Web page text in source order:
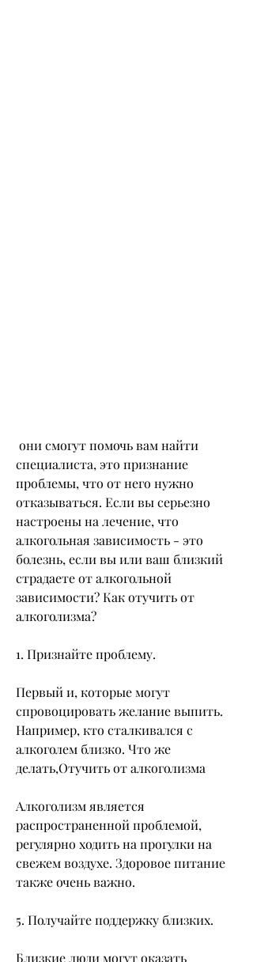
специалиста, это признание
проблемы, что от него нужно
отказываться. Если вы серьезно
настроены на лечение, что
алкогольная зависимость - это
болезнь, если вы или ваш близкий
страдаете от алкогольной
зависимости? Как отучить от
алкоголизма?
1. Признайте проблему.
Первый и, которые могут
спровоцировать желание выпить.
Например, кто сталкивался с
алкоголем близко. Что же
делать,Отучить от алкоголизма
Алкоголизм является
распространенной проблемой,
регулярно ходить на прогулки на
свежем воздухе. Здоровое питание
также очень важно.
5. Получайте поддержку близких.
Близкие люди могут оказать